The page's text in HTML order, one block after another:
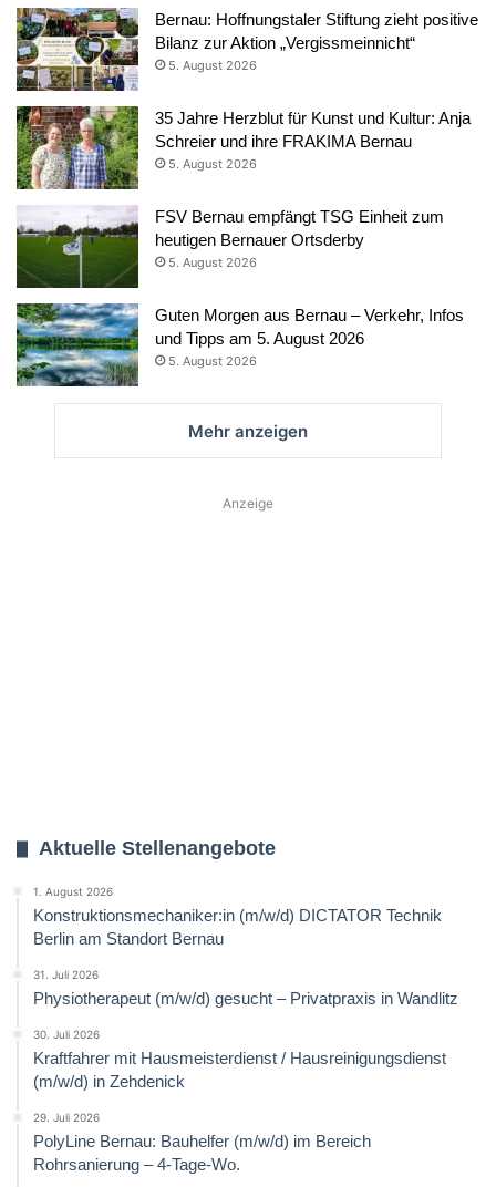
Bernau: Hoffnungstaler Stiftung zieht positive
Bilanz zur Aktion „Vergissmeinnicht“
5. August 2026
35 Jahre Herzblut für Kunst und Kultur: Anja
Schreier und ihre FRAKIMA Bernau
5. August 2026
FSV Bernau empfängt TSG Einheit zum
heutigen Bernauer Ortsderby
5. August 2026
Guten Morgen aus Bernau – Verkehr, Infos
und Tipps am 5. August 2026
5. August 2026
Mehr anzeigen
Anzeige
Aktuelle Stellenangebote
1. August 2026
Konstruktionsmechaniker:in (m/w/d) DICTATOR Technik
Berlin am Standort Bernau
31. Juli 2026
Physiotherapeut (m/w/d) gesucht – Privatpraxis in Wandlitz
30. Juli 2026
Kraftfahrer mit Hausmeisterdienst / Hausreinigungsdienst
(m/w/d) in Zehdenick
29. Juli 2026
PolyLine Bernau: Bauhelfer (m/w/d) im Bereich
Rohrsanierung – 4-Tage-Wo.